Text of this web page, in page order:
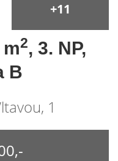
+11
2, 3. NP,
B
1